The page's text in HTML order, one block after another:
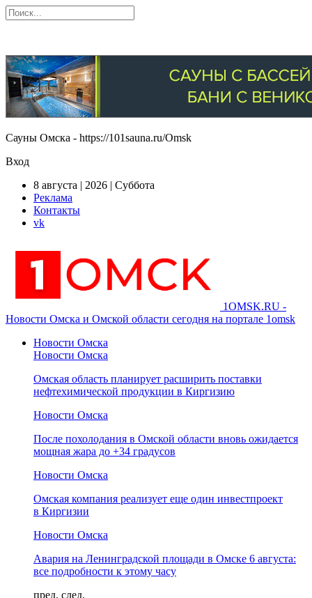
Сауны Омска - https://101sauna.ru/Omsk
Вход
8 августа | 2026 | Суббота
Реклама
Контакты
vk
1OMSK.RU -
Новости Омска и Омской области сегодня на портале 1omsk
Новости Омска
Новости Омска
Омская область планирует расширить поставки
нефтехимической продукции в Киргизию
Новости Омска
После похолодания в Омской области вновь ожидается
мощная жара до +34 градусов
Новости Омска
Омская компания реализует еще один инвестпроект
в Киргизии
Новости Омска
Авария на Ленинградской площади в Омске 6 августа:
все подробности к этому часу
пред. след.